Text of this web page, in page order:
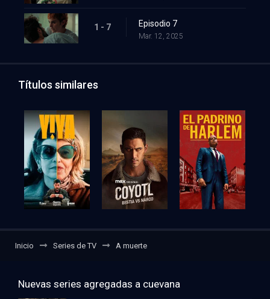
1 - 7 Episodio 7
Mar. 12, 2025
Títulos similares
Inicio Series de TV A muerte
Nuevas series agregadas a cuevana